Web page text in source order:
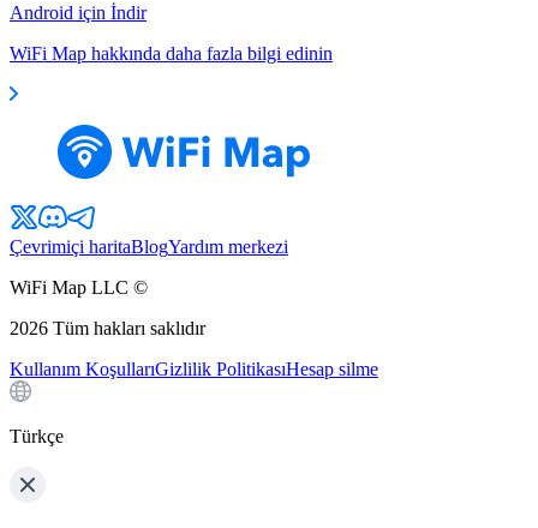
Android için İndir
WiFi Map hakkında daha fazla bilgi edinin
Çevrimiçi haritaBlogYardım merkezi
WiFi Map LLC ©
2026 Tüm hakları saklıdır
Kullanım KoşullarıGizlilik PolitikasıHesap silme
Türkçe